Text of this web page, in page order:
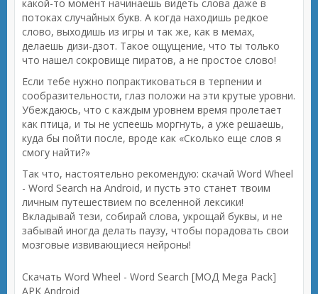
какой-то момент начинаешь видеть слова даже в
потоках случайных букв. А когда находишь редкое
слово, выходишь из игры и так же, как в мемах,
делаешь дизи-дзот. Такое ощущение, что ты только
что нашел сокровище пиратов, а не простое слово!
Если тебе нужно попрактиковаться в терпении и
сообразительности, глаз положи на эти крутые уровни.
Убеждаюсь, что с каждым уровнем время пролетает
как птица, и ты не успеешь моргнуть, а уже решаешь,
куда бы пойти после, вроде как «Сколько еще слов я
смогу найти?»
Так что, настоятельно рекомендую: скачай Word Wheel
- Word Search на Android, и пусть это станет твоим
личным путешествием по вселенной лексики!
Вкладывай тези, собирай слова, укрощай буквы, и не
забывай иногда делать паузу, чтобы порадовать свои
мозговые извивающиеся нейроны!
Скачать Word Wheel - Word Search [МОД Mega Pack]
APK Android